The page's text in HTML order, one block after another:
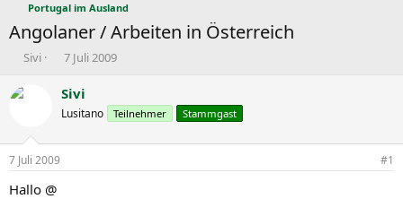
Portugal im Ausland
Angolaner / Arbeiten in Österreich
E
s
e
r
Sivi
E
s
e
t
7 Juli 2009
Sivi
Lusitano Teilnehmer Stammgast
7 Juli 2009 #1
Hallo @